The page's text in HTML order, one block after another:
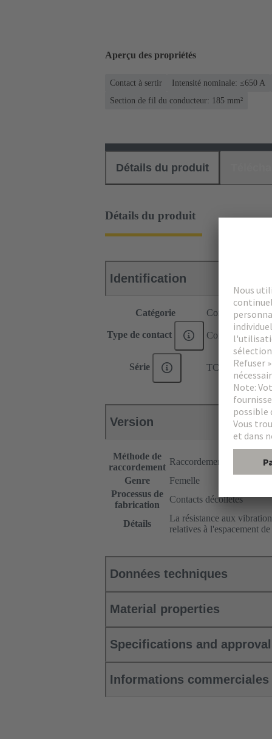
Aperçu des propriétés
Contact à sertir Intensité nominale: ≤650 A
Section de fil du conducteur: 185 mm²
Détails du produit
Détails du produit
Identification
Catégorie Contacts
Type de contact Contact à sertir
Série TC 650
Version
Méthode de
raccordement
Raccordement à Sertir
Genre
Femelle
Processus de
fabrication
Contacts décolletés
Détails
La résistance aux
relatives à l'espacement
Données techniques
Material properties
Specifications and
Informations commerciales